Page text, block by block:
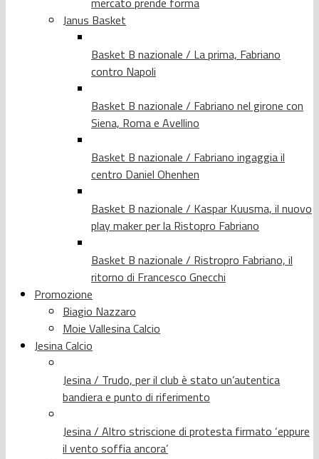
Janus Basket
Basket B nazionale / La prima, Fabriano
contro Napoli
Basket B nazionale / Fabriano nel girone con
Siena, Roma e Avellino
Basket B nazionale / Fabriano ingaggia il
centro Daniel Ohenhen
Basket B nazionale / Kaspar Kuusma, il nuovo
play maker per la Ristopro Fabriano
Basket B nazionale / Ristropro Fabriano, il
ritorno di Francesco Gnecchi
Promozione
Biagio Nazzaro
Moie Vallesina Calcio
Jesina Calcio
Jesina / Trudo, per il club è stato un’autentica
bandiera e punto di riferimento
Jesina / Altro striscione di protesta firmato ‘eppure
il vento soffia ancora’